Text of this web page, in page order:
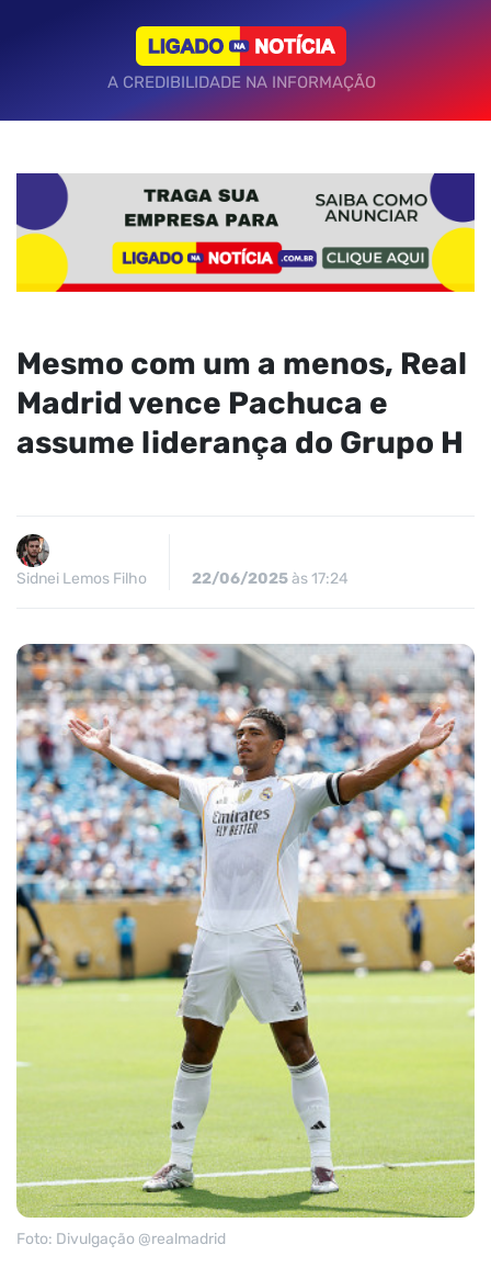
A CREDIBILIDADE NA INFORMAÇÃO
Mesmo com um a menos, Real
Madrid vence Pachuca e
assume liderança do Grupo H
Sidnei Lemos Filho 22/06/2025às 17:24
Foto: Divulgação @realmadrid